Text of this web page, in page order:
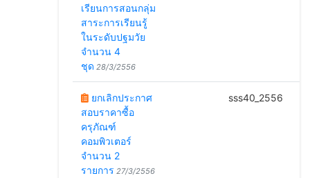
เรียนการสอนกลุ่ม
สาระการเรียนรู้
ในระดับปฐมวัย
จำนวน 4
ชุด 28/3/2556
ยกเลิกประกาศ
สอบราคาซื้อ
ครุภัณฑ์
คอมพิวเตอร์
จำนวน 2
รายการ 27/3/2556
sss40_2556